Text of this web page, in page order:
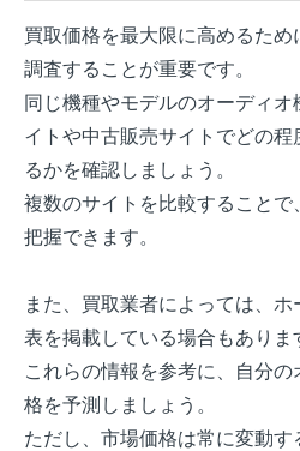
買取価格を最大限に高めるた
調査することが重要です。
同じ機種やモデルのオーディ
イトや中古販売サイトでどの
るかを確認しましょう。
複数のサイトを比較すること
把握できます。
また、買取業者によっては、
表を掲載している場合もありま
これらの情報を参考に、自分
格を予測しましょう。
ただし、市場価格は常に変動